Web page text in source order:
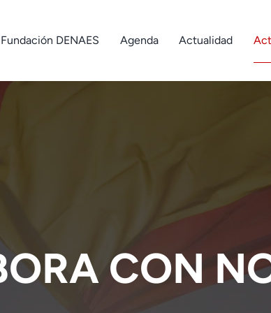
Fundación DENAES Agenda Actualidad
CON